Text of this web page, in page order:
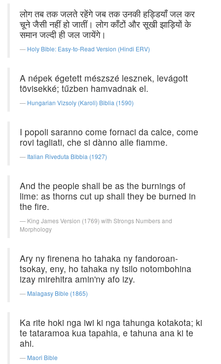
लोग तब तक जलते रहेंगे जब तक उनकी हड्डियाँ जल कर
चूने जैसी नहीं हो जातीं। लोग काँटों और सूखी झाड़ियों के
समान जल्दी ही जल जायेंगे।
Holy Bible: Easy-to-Read Version (Hindi ERV)
A népek égetett mészszé lesznek, levágott
tövisekké; tűzben hamvadnak el.
Hungarian Vizsoly (Karoli) Biblia (1590)
I popoli saranno come fornaci da calce, come
rovi tagliati, che si dànno alle fiamme.
Italian Riveduta Bibbia (1927)
And the people shall be as the burnings of
lime: as thorns cut up shall they be burned in
the fire.
King James Version (1769) with Strongs Numbers and
Morphology
Ary ny firenena ho tahaka ny fandoroan-
tsokay, eny, ho tahaka ny tsilo notombohina
izay mirehitra amin'ny afo izy.
Malagasy Bible (1865)
Ka rite hoki nga iwi ki nga tahunga kotakota; ki
te tataramoa kua tapahia, e tahuna ana ki te
ahi.
Maori Bible